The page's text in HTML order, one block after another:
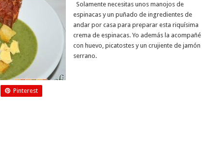
Solamente necesitas unos manojos de
espinacas y un puñado de ingredientes de
andar por casa para preparar esta riquísima
crema de espinacas. Yo además la acompañé
con huevo, picatostes y un crujiente de jamón
serrano.
Pinterest